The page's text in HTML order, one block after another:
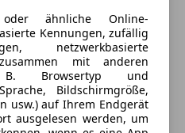
oder ähnliche Online-
Kennungen, zufällig
netzwerkbasierte
mit anderen
Browsertyp und
Bildschirmgröße,
usw.) auf Ihrem Endgerät
ausgelesen werden, um